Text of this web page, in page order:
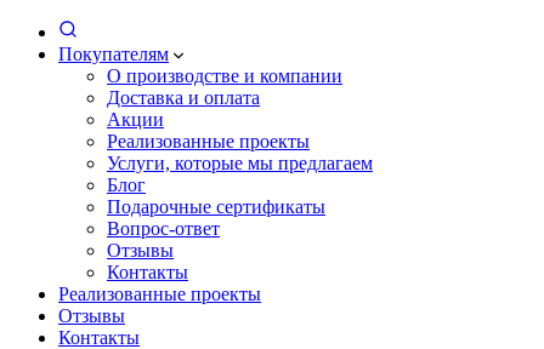
Покупателям
О производстве и компании
Доставка и оплата
Акции
Реализованные проекты
Услуги, которые мы предлагаем
Блог
Подарочные сертификаты
Вопрос-ответ
Отзывы
Контакты
Реализованные проекты
Отзывы
Контакты